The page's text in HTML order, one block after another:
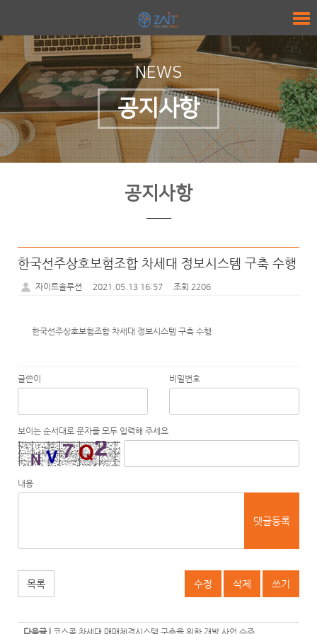
NEWS
공지사항
공지사항
한국선주상호보험조합 차세대 정보시스템 구축 수행
자이트솔루션 2021.05.13 16:57 조회 2206
한국선주상호보험조합 차세대 정보시스템 구축 수행
글쓴이 비밀번호
보이는 순서대로 문자를 모두 입력해 주세요
내용
댓글등록
목록 수정 삭제 쓰기
다음글 | 코스콤 차세대 매매체결시스템 구축을 위한 개발 사업 수주